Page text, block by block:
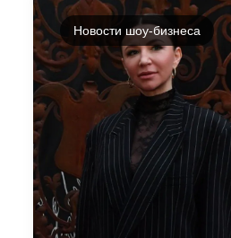
Новости шоу-бизнеса